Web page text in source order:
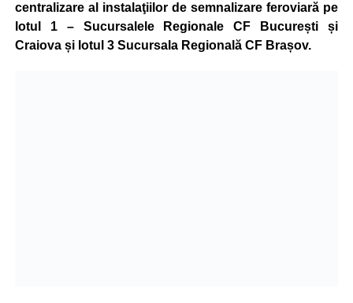
centralizare al instalaţiilor de semnalizare feroviară pe
lotul 1 – Sucursalele Regionale CF București și
Craiova și lotul 3 Sucursala Regională CF Brașov.